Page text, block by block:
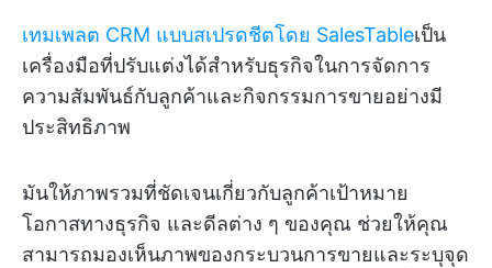
เทมเพลต CRM แบบสเปรดชีตโดย SalesTableเป็น
เครื่องมือที่ปรับแต่งได้สำหรับธุรกิจในการจัดการ
ความสัมพันธ์กับลูกค้าและกิจกรรมการขายอย่างมี
ประสิทธิภาพ
มันให้ภาพรวมที่ชัดเจนเกี่ยวกับลูกค้าเป้าหมาย
โอกาสทางธุรกิจ และดีลต่าง ๆ ของคุณ ช่วยให้คุณ
สามารถมองเห็นภาพของกระบวนการขายและระบุจุด